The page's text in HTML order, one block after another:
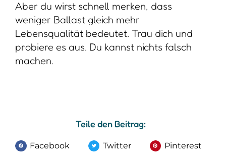
Aber du wirst schnell merken, dass
weniger Ballast gleich mehr
Lebensqualität bedeutet. Trau dich und
probiere es aus. Du kannst nichts falsch
machen.
Teile den Beitrag:
Facebook Twitter Pinterest